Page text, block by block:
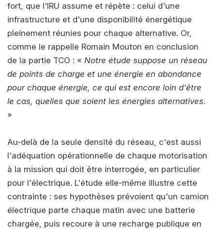
fort, que l'IRU assume et répète : celui d'une
infrastructure et d'une disponibilité énergétique
pleinement réunies pour chaque alternative. Or,
comme le rappelle Romain Mouton en conclusion
de la partie TCO : « Notre étude suppose un réseau
de points de charge et une énergie en abondance
pour chaque énergie, ce qui est encore loin d'être
le cas, quelles que soient les énergies alternatives.
»
Au-delà de la seule densité du réseau, c'est aussi
l'adéquation opérationnelle de chaque motorisation
à la mission qui doit être interrogée, en particulier
pour l'électrique. L'étude elle-même illustre cette
contrainte : ses hypothèses prévoient qu'un camion
électrique parte chaque matin avec une batterie
chargée, puis recoure à une recharge publique en